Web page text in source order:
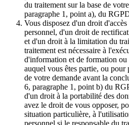
du traitement sur la base de
paragraphe 1, point a), du
Vous disposez d'un droit d'accès
personnel, d'un droit de
et d'un droit à la limitation du
traitement est nécessaire à
d'information et de formation
auquel vous êtes partie, ou pour
de votre demande avant la
6, paragraphe 1, point b) du
d'un droit à la portabilité des
avez le droit de vous opposer,
situation particulière, à
personnel si le responsable du